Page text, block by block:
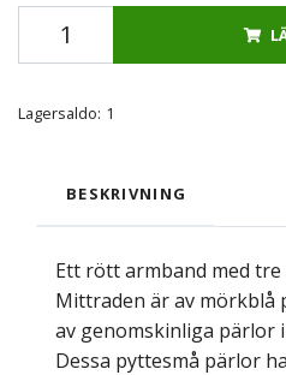
Lagersaldo: 1
BESKRIVNING
Ett rött armband med
Mittraden är av mörkblå
av genomskinliga pärlor
Dessa pyttesmå pärlor